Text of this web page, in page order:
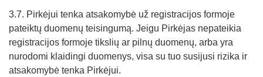
3.7. Pirkėjui tenka atsakomybė už registracijos formoje
pateiktų duomenų teisingumą. Jeigu Pirkėjas nepateikia
registracijos formoje tikslių ar pilnų duomenų, arba yra
nurodomi klaidingi duomenys, visa su tuo susijusi rizika ir
atsakomybė tenka Pirkėjui.